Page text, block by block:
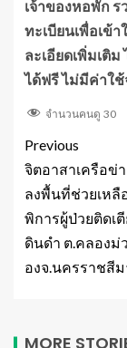
เจ้าของหอพัก ร
ทะเบียนเพื่อเข้
ละเอียดเพิ่มเติม
ได้ฟรี ไม่มีค่าใช้
จำนวนคนดู 30
Previous
จิตอาสาเครือข่
ลงพื้นที่ช่วยเหลื
พิการผู้ป่วยติดเ
ดินดำ ต.คลองม่
องจ.นครราชสีม
MORE